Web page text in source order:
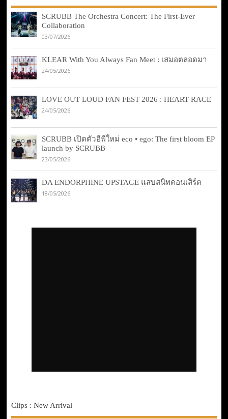
SCRUBB The Orchestra Concert: The First-Ever
Collaboration
03/07/2026
KLEAR With You Always Fan Meet : เสมอตลอดมา
24/05/2026
LOVE OUT LOUD FAN FEST 2026 : HEART RACE
24/05/2026
SCRUBB เปิดตัวอีพีใหม่ eco • ego: The first bloom EP
launch by SCRUBB
23/05/2026
DA ENDORPHINE UPSTAGE แสบสนิทคอนเสิร์ต
18/05/2026
Clips : New Arrival